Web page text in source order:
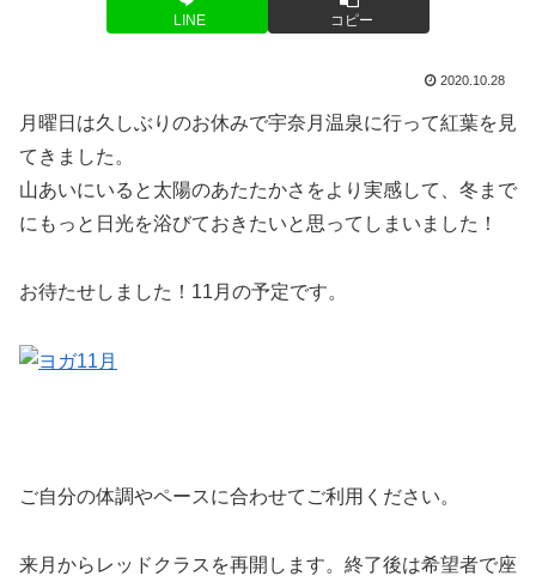
LINE コピー
2020.10.28
月曜日は久しぶりのお休みで宇奈月温泉に行って紅葉を見
てきました。
山あいにいると太陽のあたたかさをより実感して、冬まで
にもっと日光を浴びておきたいと思ってしまいました！
お待たせしました！11月の予定です。
ご自分の体調やペースに合わせてご利用ください。
来月からレッドクラスを再開します。終了後は希望者で座